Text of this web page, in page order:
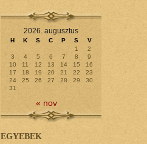
2026. augusztus
H K S C P S
V
1
2
3
4 5 6 7 8
9
10
11 12 13 14 15
16
17
18 19 20 21 22
23
24
25 26 27 28 29
30
31
« nov
EGYEBEK